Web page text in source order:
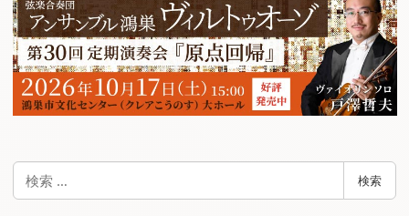
検
索
検索